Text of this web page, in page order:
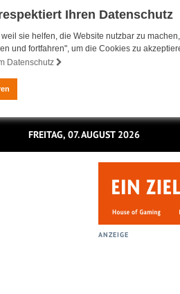
Ihren Datenschutz
sie helfen, die Website nutzbar zu
und fortfahren", um die Cookies zu
Datenschutz
FREITAG, 07. AUGUST 2026
ANZEIGE